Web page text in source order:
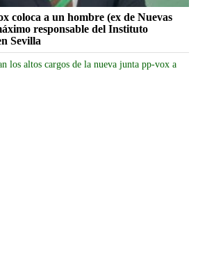
coloca a un hombre (ex de Nuevas
responsable del Instituto
Sevilla